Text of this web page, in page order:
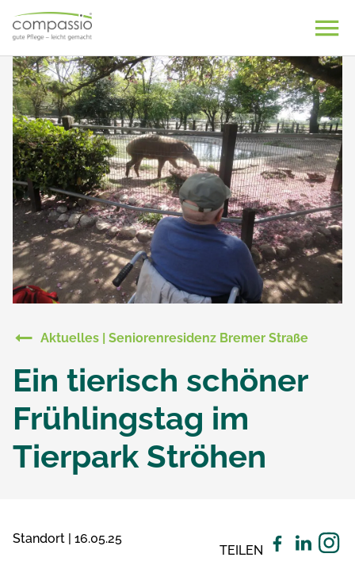
content
Aktuelles | Seniorenresidenz Bremer Straße
Ein tierisch schöner
Frühlingstag im
Tierpark Ströhen
Standort | 16.05.25
TEILEN